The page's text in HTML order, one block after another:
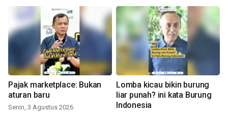
Pajak marketplace: Bukan
aturan baru
Senin, 3 Agustus 2026
Lomba kicau bikin burung
liar punah? ini kata Burung
Indonesia